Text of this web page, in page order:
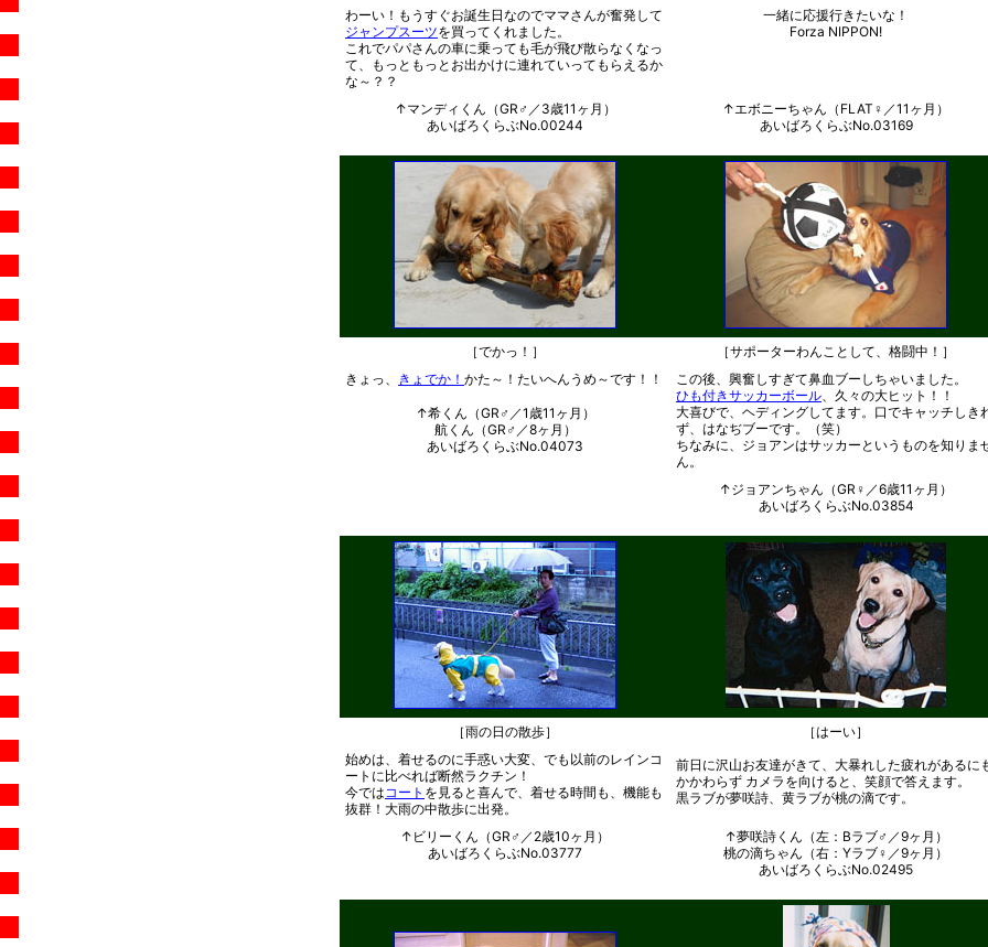
わーい！もうすぐお誕生日なのでママさんが奮発して
ジャンプスーツを買ってくれました。
これでパパさんの車に乗っても毛が飛び散らなくなっ
て、もっともっとお出かけに連れていってもらえるか
な～？？
一緒に応援行きたいな！
Forza NIPPON!
↑マンディくん（GR♂／3歳11ヶ月）
あいばろくらぶNo.00244
↑エボニーちゃん（FLAT♀／11ヶ月）
あいばろくらぶNo.03169
［でかっ！］
［サポーターわんことして、格闘中！］
きょっ、 きょでか！ かた～！たいへんうめ～です！！
この後、興奮しすぎて鼻血ブーしちゃいました。
ひも付きサッカーボール、久々の大ヒット！！
大喜びで、ヘディングしてます。口でキャッチしき
ず、はなぢブーです。（笑）
ちなみに、ジョアンはサッカーというものを知りま
ん。
↑希くん（GR♂／1歳11ヶ月）
航くん（GR♂／8ヶ月）
あいばろくらぶNo.04073
↑ジョアンちゃん（GR♀／6歳11ヶ月）
あいばろくらぶNo.03854
［雨の日の散歩］
［はーい］
始めは、着せるのに手惑い大変、でも以前のレインコ
ートに比べれば断然ラクチン！
今ではコート を見ると喜んで、着せる時間も、機能も
抜群！大雨の中散歩に出発。
前日に沢山お友達がきて、大暴れした疲れがあるに
かかわらず カメラを向けると、笑顔で答えます。
黒ラブが夢咲詩、黄ラブが桃の滴です。
↑ビリーくん（GR♂／2歳10ヶ月）
あいばろくらぶNo.03777
↑夢咲詩くん（左：Bラブ♂／9ヶ月）
桃の滴ちゃん（右：Yラブ♀／9ヶ月）
あいばろくらぶNo.02495